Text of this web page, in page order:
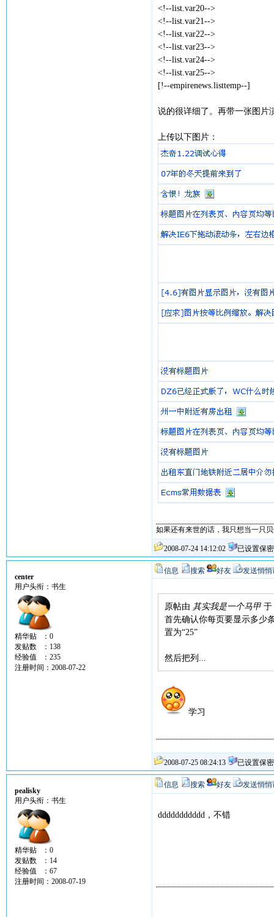
<!--list.var20-->
<!--list.var21-->
<!--list.var22-->
<!--list.var23-->
<!--list.var24-->
<!--list.var25-->
[!--empirenews.listtemp--]
说的很详细了。再带一张图片
上传以下图片：
如果还有来世的话，我只想当一只
2008-07-24 14:12:02 已设置保密
center
用户头衔：书生
精华贴 ：0
发贴数 ：138
经验值 ：235
注册时间：2008-07-22
信息 搜索 好友 发送悄悄
原帖由 其实我是一个马甲 于
首先确认你每页要显示多少
置为“25”
然后把列...
学习
2008-07-25 08:24:13 已设置保密
pealisky
用户头衔：书生
精华贴 ：0
发贴数 ：14
经验值 ：67
注册时间：2008-07-19
信息 搜索 好友 发送悄悄
ddddddddddd，不错